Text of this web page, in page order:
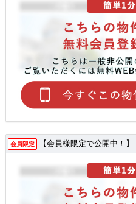
会員限定 【会員様限定で公開中！】